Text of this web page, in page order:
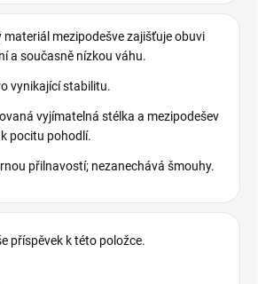
materiál mezipodešve zajišťuje obuvi
a současně nízkou váhu.
vynikající stabilitu.
vyjímatelná stélka a mezipodešev
pocitu pohodlí.
přilnavostí; nezanechává šmouhy.
příspěvek k této položce.